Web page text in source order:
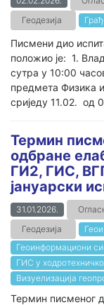
Геодезија
Писмени дио
положио је: 1.
сутра у 10:00
предмета Физика
сриједу 11.02. од
Термин
одбране
ГИ2, ГИС,
jaнуарски
31.01.2026.
Геодезија
Геоинформациони
ГИС у
Визуелизација
Термин писменог